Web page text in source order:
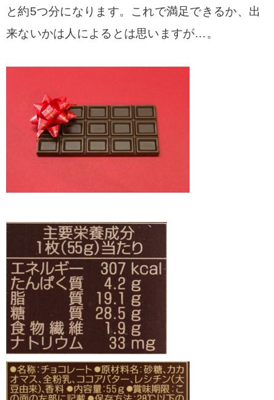
と約5つ分になります。これで満足できるか、出
来ないかは人によるとは思いますが…。